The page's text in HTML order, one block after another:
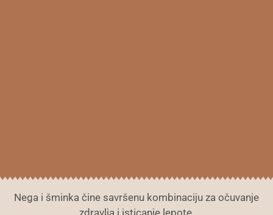
Nega i šminka čine savršenu kombinaciju za očuvanje